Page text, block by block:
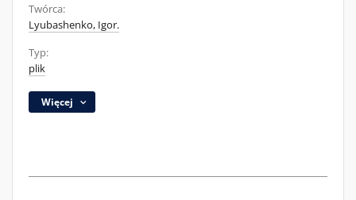
Twórca:
Lyubashenko, Igor.
Typ:
plik
Więcej